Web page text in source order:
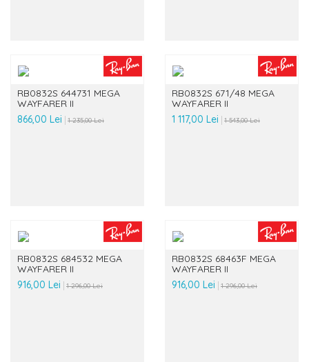
RB0832S 644731 MEGA
WAYFARER II
866,00 Lei
1 235,00 Lei
RB0832S 671/48 MEGA
WAYFARER II
1 117,00 Lei
1 543,00 Lei
RB0832S 684532 MEGA
WAYFARER II
916,00 Lei
1 296,00 Lei
RB0832S 68463F MEGA
WAYFARER II
916,00 Lei
1 296,00 Lei